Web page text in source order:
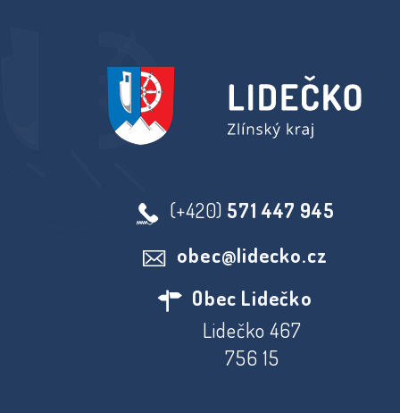
(+420) 571 447 945
obec@lidecko.cz
Obec Lidečko
Lidečko 467
756 15